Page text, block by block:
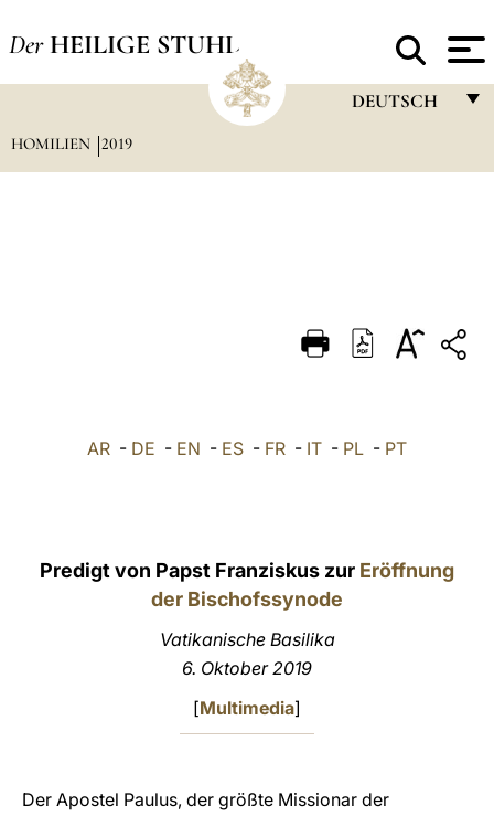
Der HEILIGE STUHL
DEUTSCH
DEUTSCH
العربيّة
HOMILIEN 2019
AR - DE - EN - ES - FR - IT - PL - PT
Predigt von Papst Franziskus zur Eröffnung
der Bischofssynode
Vatikanische Basilika
6. Oktober 2019
[Multimedia]
Der Apostel Paulus, der größte Missionar der